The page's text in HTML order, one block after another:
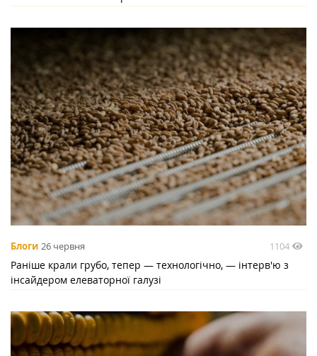
Блоги 26 червня 1104
Раніше крали грубо, тепер — технологічно, — інтерв'ю з
інсайдером елеваторної галузі